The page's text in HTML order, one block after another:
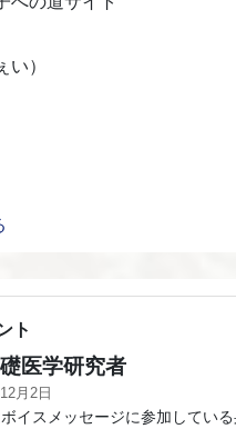
）
ト
医学研究者
月2日
イスメッセージに参加してい